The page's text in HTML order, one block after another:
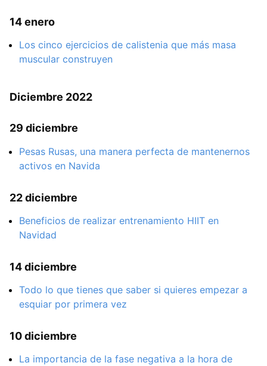
14 enero
Los cinco ejercicios de calistenia que más masa
muscular construyen
Diciembre 2022
29 diciembre
Pesas Rusas, una manera perfecta de mantenernos
activos en Navida
22 diciembre
Beneficios de realizar entrenamiento HIIT en
Navidad
14 diciembre
Todo lo que tienes que saber si quieres empezar a
esquiar por primera vez
10 diciembre
La importancia de la fase negativa a la hora de